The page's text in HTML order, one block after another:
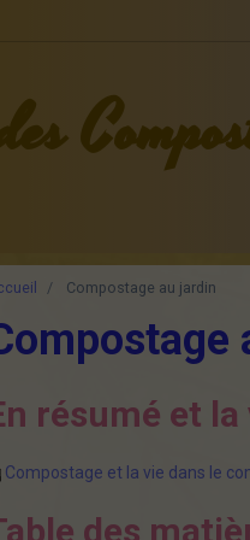
Compostage au jardin
résumé et
Compostage et la vie dans le
des